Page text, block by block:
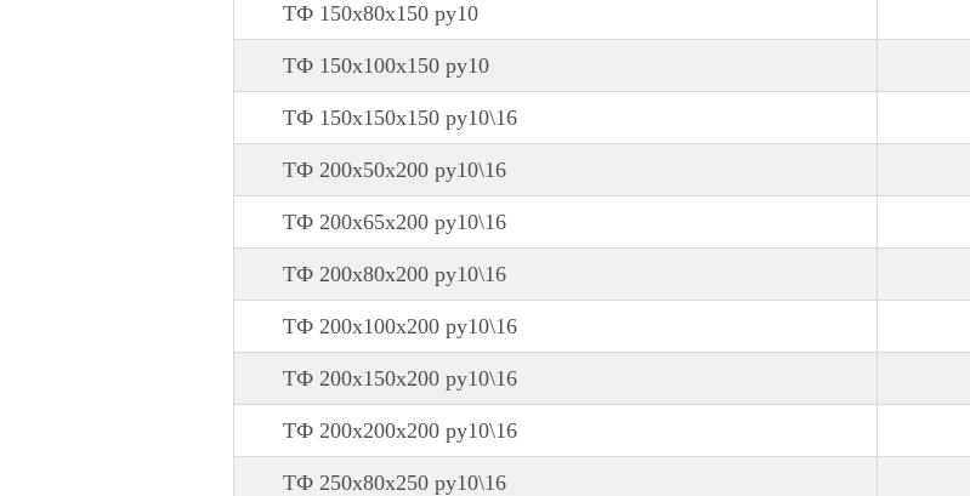
ТФ 150х80х150 ру10
ТФ 150х100х150 ру10
ТФ 150х150х150 ру10\16
ТФ 200х50х200 ру10\16
ТФ 200х65х200 ру10\16
ТФ 200х80х200 ру10\16
ТФ 200х100х200 ру10\16
ТФ 200х150х200 ру10\16
ТФ 200х200х200 ру10\16
ТФ 250х80х250 ру10\16